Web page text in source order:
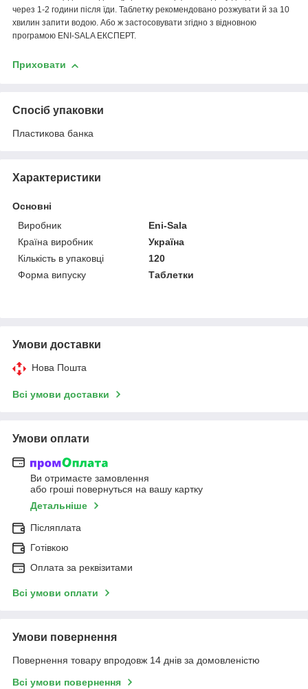
через 1-2 години після їди. Таблетку рекомендовано розжувати й за 10
хвилин запити водою. Або ж застосовувати згідно з відновною
програмою ENI-SALA ЕКСПЕРТ.
Приховати
Спосіб упаковки
Пластикова банка
Характеристики
Основні
Виробник
Eni-Sala
Країна виробник
Україна
Кількість в упаковці
120
Форма випуску
Таблетки
Умови доставки
Нова Пошта
Всі умови доставки
Умови оплати
Ви отримаєте замовлення
або гроші повернуться на вашу картку
Детальніше
Післяплата
Готівкою
Оплата за реквізитами
Всі умови оплати
Умови повернення
Повернення товару впродовж 14 днів за домовленістю
Всі умови повернення